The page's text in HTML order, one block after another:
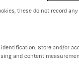
these do not record
Store and/or
and content